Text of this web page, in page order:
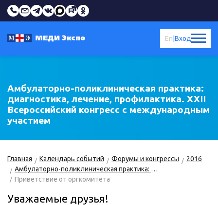
Вход
En
Амбулаторно-поликлиническая практика:
диагностика, лечение, профилактика. XXII
Всероссийский конгресс с международным
участием
Главная Календарь событий Форумы и конгрессы
2016
Амбулаторно-поликлиническая практика: диагностика, лечение, профилактика
Приветствие от оргкомитета
Уважаемые друзья!